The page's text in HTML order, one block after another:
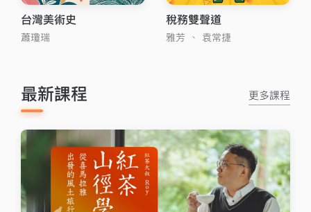
台灣美術史
蕭瓊瑞
稅務雙聲道
雅芳 、 袁常捷
最新課程 更多課程